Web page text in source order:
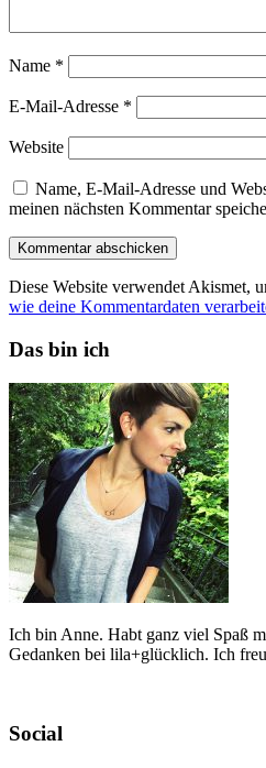
Name *
E-Mail-Adresse *
Website
Name, E-Mail-Adresse und
meinen nächsten Kommentar
Diese Website verwendet Akismet,
wie deine Kommentardaten
Das bin ich
Ich bin Anne. Habt ganz viel Spaß
Gedanken bei lila+glücklich. Ich
Social